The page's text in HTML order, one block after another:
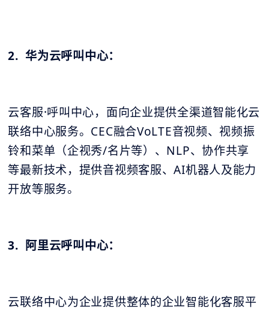
2. 华为云呼叫中心：
云客服·呼叫中心，面向企业提供全渠道智能化云
联络中心服务。CEC融合VoLTE音视频、视频振
铃和菜单（企视秀/名片等）、NLP、协作共享
等最新技术，提供音视频客服、AI机器人及能力
开放等服务。
3. 阿里云呼叫中心：
云联络中心为企业提供整体的企业智能化客服平